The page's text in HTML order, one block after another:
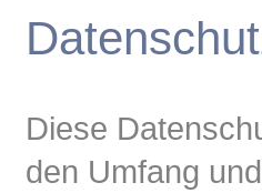
Diese
den Umfang